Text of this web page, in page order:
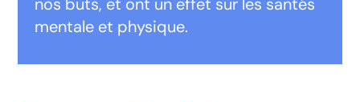
nos buts, et ont un effet sur les santés
mentale et physique.